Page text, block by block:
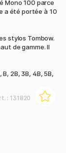
Mono 100 parce
a été portée à 10
stylos Tombow.
de gamme. Il
2B, 3B, 4B, 5B,
: 131820